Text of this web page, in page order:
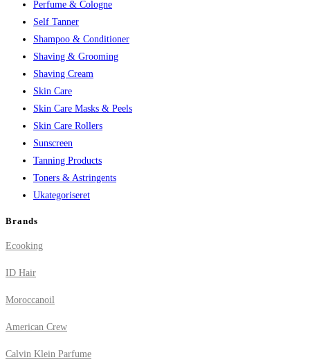
Perfume & Cologne
Self Tanner
Shampoo & Conditioner
Shaving & Grooming
Shaving Cream
Skin Care
Skin Care Masks & Peels
Skin Care Rollers
Sunscreen
Tanning Products
Toners & Astringents
Ukategoriseret
Brands
Ecooking
ID Hair
Moroccanoil
American Crew
Calvin Klein Parfume